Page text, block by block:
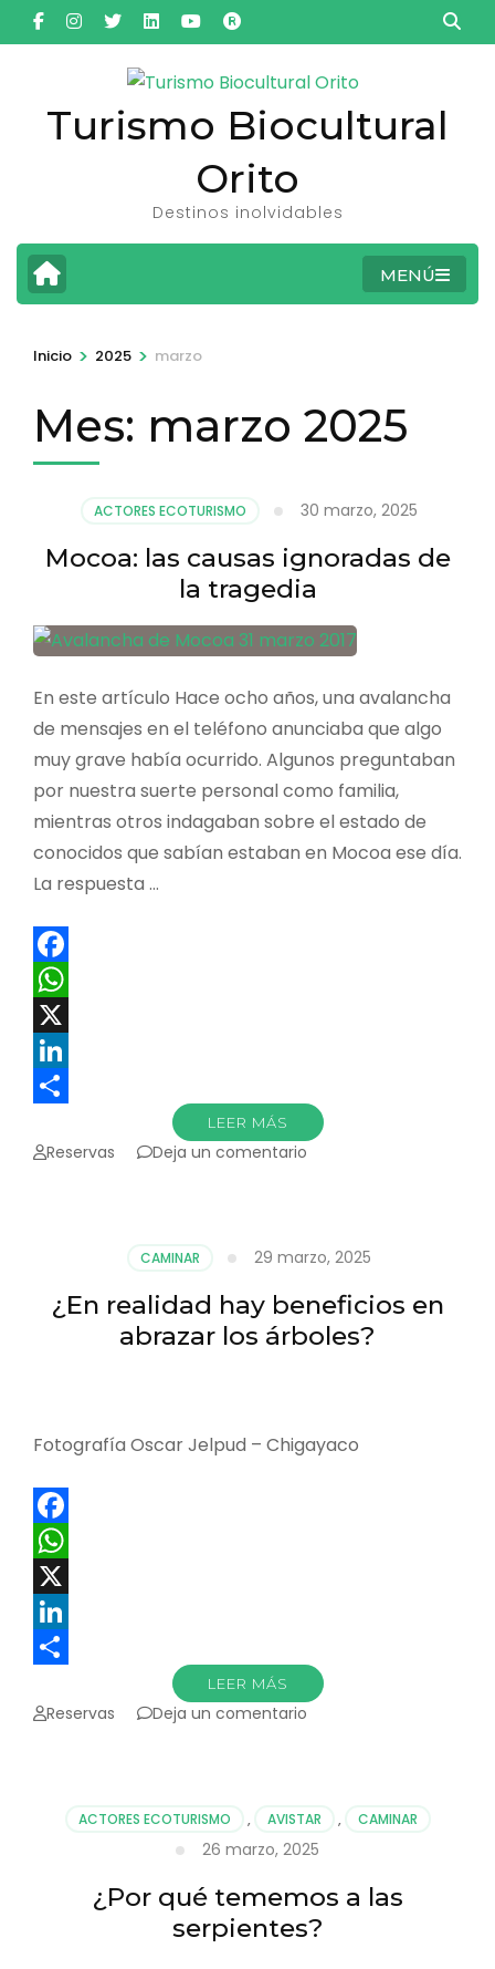
Saltar
al
(presionaTurismo Biocultural
Orito
Destinos inolvidables
MENÚ
Inicio > 2025 > marzo
Mes: marzo 2025
ACTORES ECOTURISMO 30 marzo, 2025
Mocoa: las causas ignoradas de
la tragedia
En este artículo Hace ocho años, una avalancha
de mensajes en el teléfono anunciaba que algo
muy grave había ocurrido. Algunos preguntaban
por nuestra suerte personal como familia,
mientras otros indagaban sobre el estado de
conocidos que sabían estaban en Mocoa ese día.
La respuesta …
Facebook
WhatsApp
X
LinkedIn
LEER MÁS
Reservas Deja un comentario
de
tragedia
CAMINAR 29 marzo, 2025
¿En realidad hay beneficios en
abrazar los árboles?
Fotografía Oscar Jelpud – Chigayaco
Facebook
WhatsApp
X
LinkedIn
LEER MÁS
Reservas Deja un comentario
en
abrazar
árboles?
ACTORES ECOTURISMO , AVISTAR , CAMINAR
26 marzo, 2025
¿Por qué tememos a las
serpientes?